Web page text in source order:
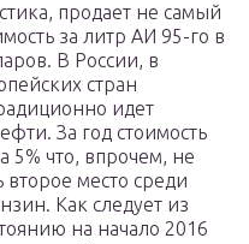
продает не самый
за литр АИ 95-го в
В России, в
стран
идет
За год стоимость
5% что, впрочем, не
второе место среди
Как следует из
на начало 2016